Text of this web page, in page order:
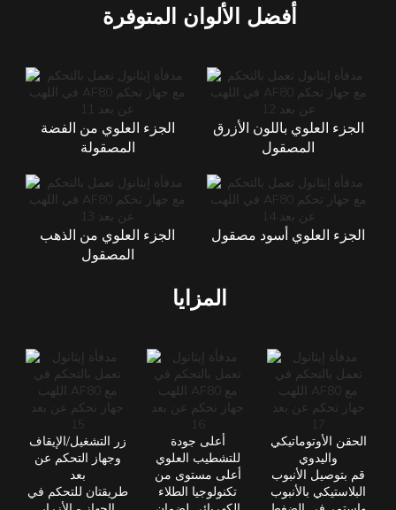
أفضل الألوان المتوفرة
الجزء العلوي من الفضة
المصقولة
الجزء العلوي باللون الأزرق
المصقول
الجزء العلوي من الذهب
المصقول
الجزء العلوي أسود مصقول
المزايا
زر التشغيل/الإيقاف
وجهاز التحكم عن
بعد
طريقتان للتحكم في
أعلى جودة
للتشطيب العلوي
أعلى مستوى من
تكنولوجيا الطلاء
الحقن الأوتوماتيكي
واليدوي
قم بتوصيل الأنبوب
البلاستيكي بالأنبوب